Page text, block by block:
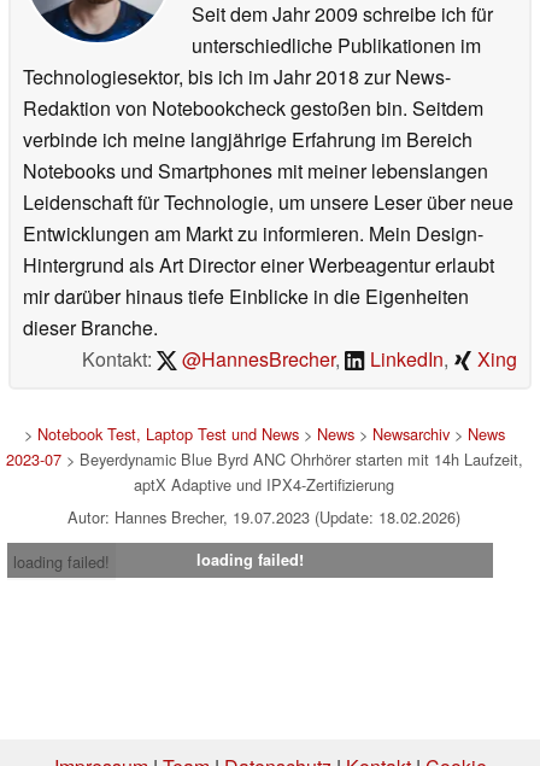
Seit dem Jahr 2009 schreibe ich für
unterschiedliche Publikationen im
Technologiesektor, bis ich im Jahr 2018 zur News-
Redaktion von Notebookcheck gestoßen bin. Seitdem
verbinde ich meine langjährige Erfahrung im Bereich
Notebooks und Smartphones mit meiner lebenslangen
Leidenschaft für Technologie, um unsere Leser über neue
Entwicklungen am Markt zu informieren. Mein Design-
Hintergrund als Art Director einer Werbeagentur erlaubt
mir darüber hinaus tiefe Einblicke in die Eigenheiten
dieser Branche.
Kontakt:
@HannesBrecher, LinkedIn, Xing
> Notebook Test, Laptop Test und News> News> Newsarchiv> News
2023-07> Beyerdynamic Blue Byrd ANC Ohrhörer starten mit 14h Laufzeit,
aptX Adaptive und IPX4-Zertifizierung
Autor: Hannes Brecher, 19.07.2023 (Update: 18.02.2026)
loading failed!
loading failed!